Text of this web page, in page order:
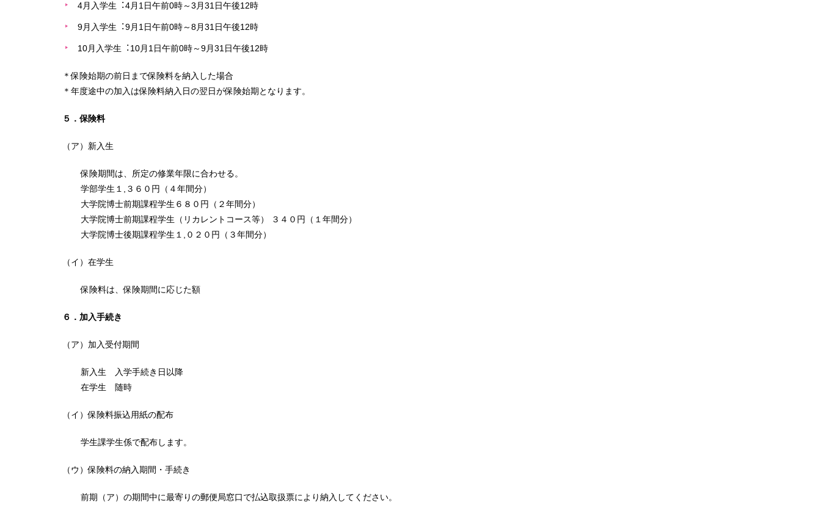
4月入学生︓4月1日午前0時～3月31日午後12時
9月入学生︓9月1日午前0時～8月31日午後12時
10月入学生︓10月1日午前0時～9月31日午後12時
＊保険始期の前日まで保険料を納入した場合
＊年度途中の加入は保険料納入日の翌日が保険始期となります。
５．保険料
（ア）新入生
保険期間は、所定の修業年限に合わせる。
学部学生１,３６０円（４年間分）
大学院博士前期課程学生６８０円（２年間分）
大学院博士前期課程学生（リカレントコース等） ３４０円（１年間分）
大学院博士後期課程学生１,０２０円（３年間分）
（イ）在学生
保険料は、保険期間に応じた額
６．加入手続き
（ア）加入受付期間
新入生 入学手続き日以降
在学生 随時
（イ）保険料振込用紙の配布
学生課学生係で配布します。
（ウ）保険料の納入期間・手続き
前期（ア）の期間中に最寄りの郵便局窓口で払込取扱票により納入してください。